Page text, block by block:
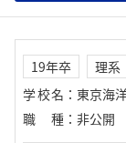
19年卒 理系
学校名 ： 東京海
職種 ： 非公開